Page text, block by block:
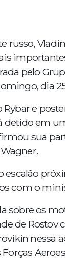
russo,
pelo
dia
e
detido em
sua
escalão
com o
sobre os
de
nessa